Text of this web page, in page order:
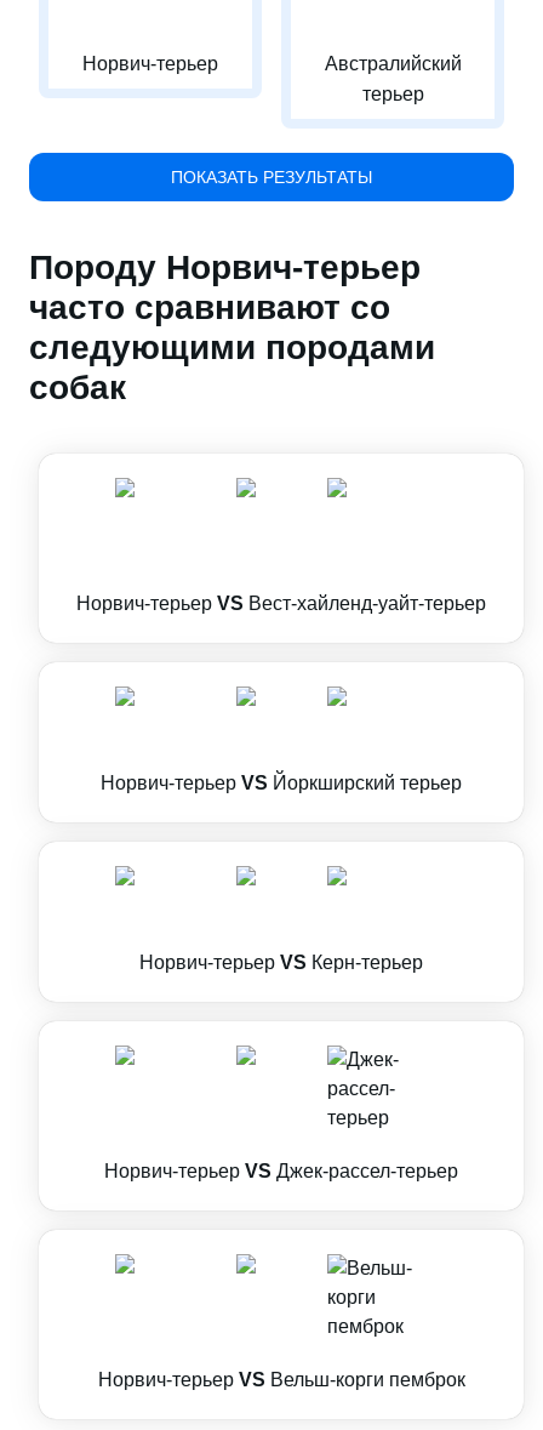
Норвич-терьер
Австралийский
терьер
ПОКАЗАТЬ РЕЗУЛЬТАТЫ
Породу Норвич-терьер
часто сравнивают со
следующими породами
собак
Норвич-терьер VS Вест-хайленд-уайт-терьер
Норвич-терьер VS Йоркширский терьер
Норвич-терьер VS Керн-терьер
Норвич-терьер VS Джек-рассел-терьер
Норвич-терьер VS Вельш-корги пемброк